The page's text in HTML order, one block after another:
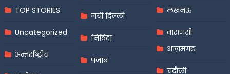
TOP STORIES
Uncategorized
अन्तर्राष्ट्रीय
नयी दिल्ली
निविदा
पंजाब
लखनऊ
वाराणसी
आज़मगढ़
चंदौली